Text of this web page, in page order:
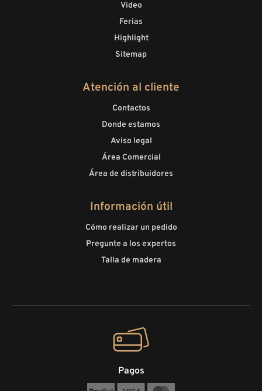
Video
Ferias
Highlight
Sitemap
Atención al cliente
Contactos
Donde estamos
Aviso legal
Área Comercial
Área de distribuidores
Información útil
Cómo realizar un pedido
Pregunte a los expertos
Talla de madera
Pagos